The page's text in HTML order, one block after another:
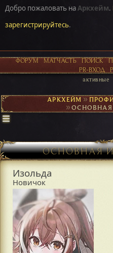
Добро пожаловать наАркхейм.
зарегистрируйтесь.
ФОРУМ МАТЧАСТЬ ПОИСК
PR-ВХОД
активные
АРКХЕЙМ►
►
ОСНОВНАЯ
Изольда
Новичок